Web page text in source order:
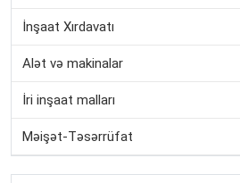
İnşaat Xırdavatı
Alət və makinalar
İri inşaat malları
Məişət-Təsərrüfat